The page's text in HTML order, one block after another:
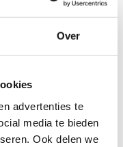
Over
advertenties te
media te bieden
Ook delen we